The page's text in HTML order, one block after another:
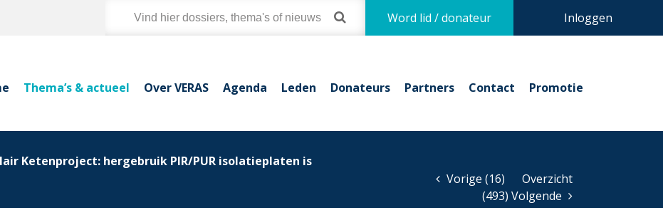
Inloggen
Word lid / donateur
Thema’s & actueel Over VERAS Agenda Leden Donateurs Partners Contact Promotie
Ketenproject: hergebruik PIR/PUR isolatieplaten is
Vorige (16)
Overzicht
(493) Volgende